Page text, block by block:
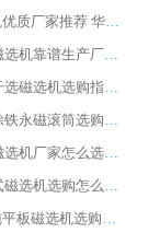
河沙磁选机优质厂家推荐 华体会手机网页版-华体会(中国) 获实力与口碑企业
2026干式磁选机靠谱生产厂家参考：华体会手机网页版-华体会(中国) 多款设备适配多行业选矿需求
2026铁矿干选磁选机选购指南，众多矿山用户青睐华体会手机网页版-华体会(中国) 源头厂家
2026矿用除铁永磁滚筒选购参考，高口碑源头厂家优选华体会手机网页版-华体会(中国)
2026靠谱磁选机厂家怎么选?综合实测，众多客户青睐华体会手机网页版-华体会(中国) 设备
2026干湿式磁选机选购怎么选?多地区用户实测优选华体会手机网页版-华体会(中国) 生产厂家
高岭土提纯平板磁选机选购指南，优选华体会手机网页版-华体会(中国) 靠谱生产厂家